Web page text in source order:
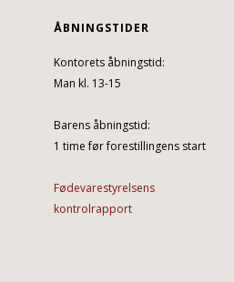
ÅBNINGSTIDER
Kontorets åbningstid:
Man kl. 13-15
Barens åbningstid:
1 time før forestillingens start
Fødevarestyrelsens
kontrolrapport